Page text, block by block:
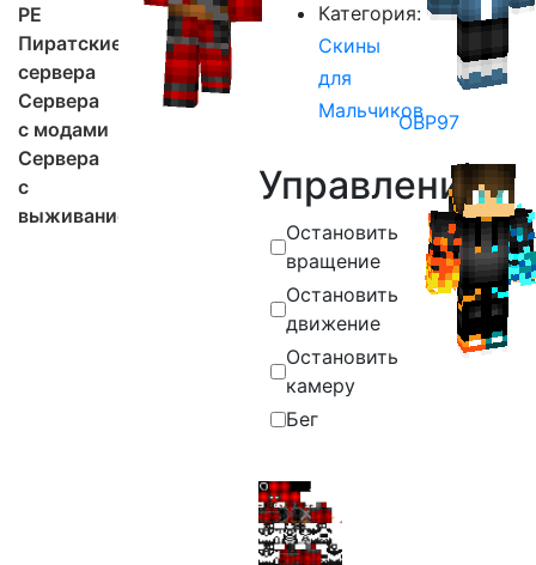
PE
Пиратские
сервера
Сервера
с модами
Сервера
с
выживанием
Категория:
Скины
для
Мальчиков
Управление
Остановить
вращение
Остановить
движение
Остановить
камеру
Бег
OBP97